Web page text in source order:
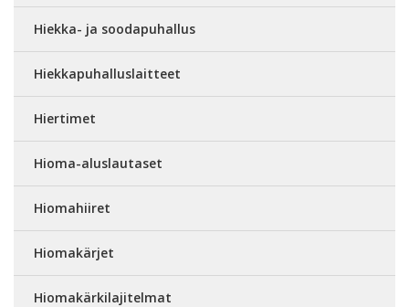
Hiekka- ja soodapuhallus
Hiekkapuhalluslaitteet
Hiertimet
Hioma-aluslautaset
Hiomahiiret
Hiomakärjet
Hiomakärkilajitelmat